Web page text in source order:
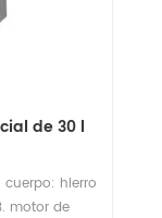
Speed ​​40l
hierro
motor de